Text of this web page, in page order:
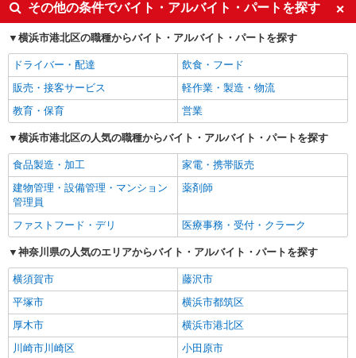
その他の条件でバイト・アルバイト・パートを探す
横浜市港北区の職種からバイト・アルバイト・パートを探す
ドライバー・配達
飲食・フード
販売・接客サービス
軽作業・製造・物流
教育・保育
営業
横浜市港北区の人気の職種からバイト・アルバイト・パートを探す
食品製造・加工
家電・携帯販売
建物管理・設備管理・マンション
管理員
薬剤師
ファストフード・デリ 医療事務・受付・クラーク
神奈川県の人気のエリアからバイト・アルバイト・パートを探す
横須賀市
藤沢市
平塚市
横浜市都筑区
厚木市
横浜市港北区
川崎市川崎区
小田原市